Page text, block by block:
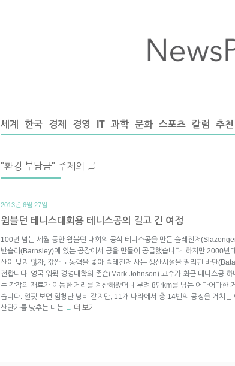
세계 한국 경제 경영 IT 과학 문화 스포츠 칼럼 추천
"환경 부담금" 주제의 글
2013년 6월 27일.
윔블던 테니스대회용 테니스공의 길고 긴 여정
100년 넘는 세월 동안 윔블던 대회의 공식 테니스공을 만든 슬레진저
반슬리(Barnsley)에 있는 공장에서 공을 만들어 공급했습니다. 하지만 2000년
산이 맞지 않자, 값싼 노동력을 좇아 슬레진저 사는 생산시설을 필리핀 바탄
전합니다. 영국 워윅 경영대학의 존슨(Mark Johnson) 교수가 최근 테니스공 하
는 각각의 재료가 이동한 거리를 계산해봤더니 무려 8만km를 넘는 어마어마한
습니다. 얼핏 보면 엄청난 낭비 같지만, 11개 나라에서 총 14번의 공정을 거치는
산단가를 낮추는 데는 → 더 보기